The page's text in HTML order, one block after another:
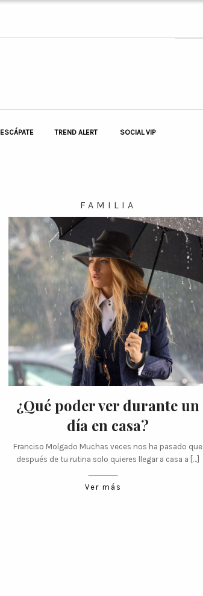
ESCÁPATE TREND ALERT SOCIAL VIP
FAMILIA
¿Qué poder ver durante un
día en casa?
Franciso Molgado Muchas veces nos ha pasado que
después de tu rutina solo quieres llegar a casa a […]
Ver más